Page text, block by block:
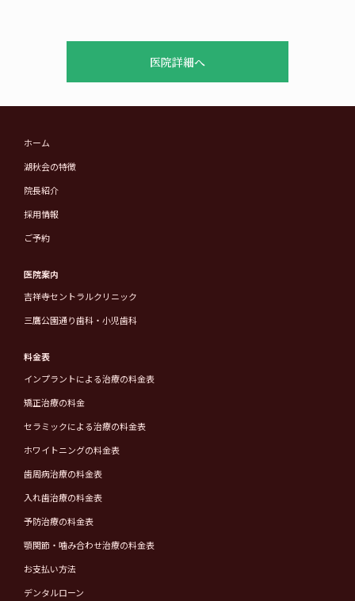
医院詳細へ
ホーム
湖秋会の特徴
院長紹介
採用情報
ご予約
医院案内
吉祥寺セントラルクリニック
三鷹公園通り歯科・小児歯科
料金表
インプラントによる治療の料金表
矯正治療の料金
セラミックによる治療の料金表
ホワイトニングの料金表
歯周病治療の料金表
入れ歯治療の料金表
予防治療の料金表
顎関節・噛み合わせ治療の料金表
お支払い方法
デンタルローン